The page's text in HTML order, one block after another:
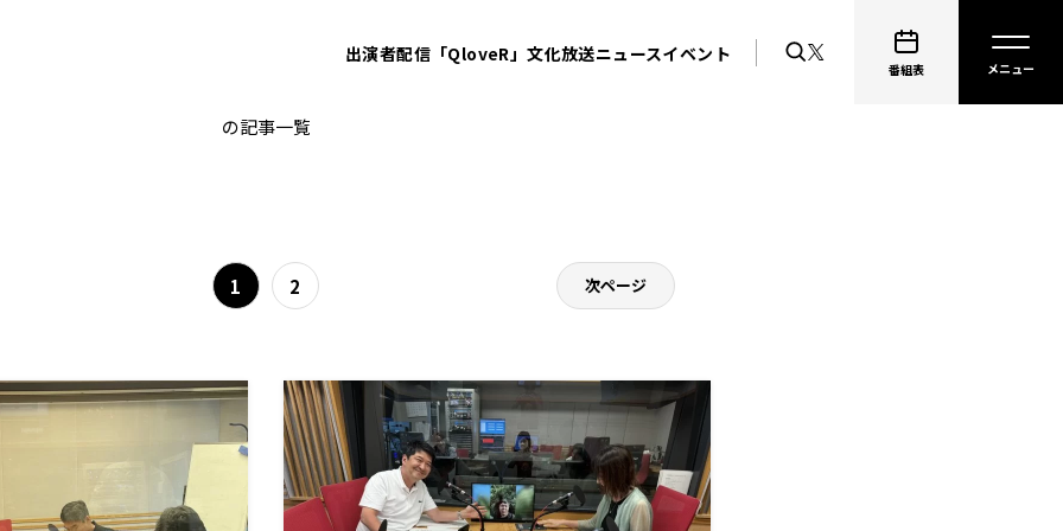
出演者配信「QloveR」文化放送ニュースイベント
番組表
アップデート
の記事一覧
1 2 次ページ